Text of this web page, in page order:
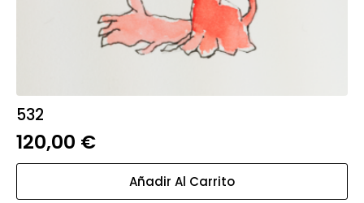
532
120,00 €
Añadir Al Carrito